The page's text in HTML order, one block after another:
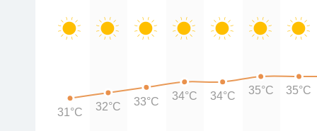
31°C 32°C 33°C 34°C 34°C 35°C 35°C